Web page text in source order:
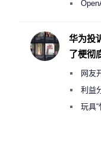
2000美
华为投
了梗彻
网友
绕梁”利益
曾将华
玩具